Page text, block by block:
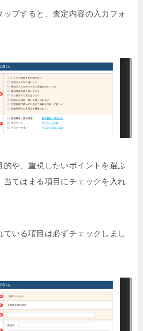
ップすると、査定内容の入力フォ
的や、重視したいポイントを選ぶ
当てはまる項目にチェックを入れ
ている項目は必ずチェックしまし